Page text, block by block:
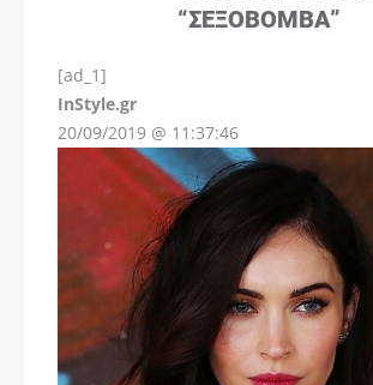
“ΣΕΞΟΒΌΜΒΑ”
[ad_1]
InStyle.gr
20/09/2019 @ 11:37:46